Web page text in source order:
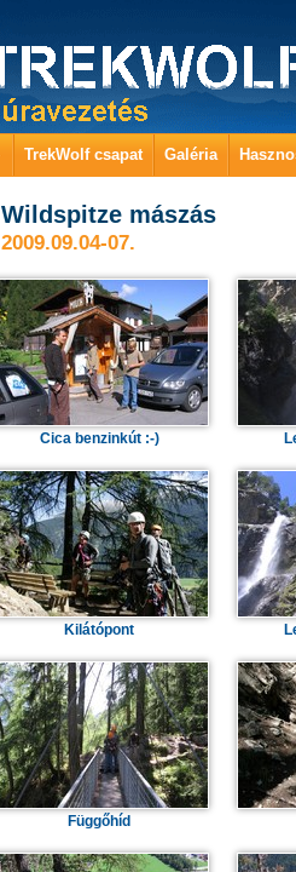
TrekWolf csapat Galéria
Wildspitze mászás
2009.09.04-07.
Cica benzinkút :-)
Kilátópont
Függőhíd